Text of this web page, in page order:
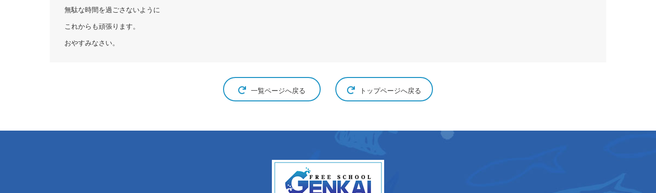
無駄な時間を過ごさないように
これからも頑張ります。
おやすみなさい。
一覧ページへ戻る トップページへ戻る